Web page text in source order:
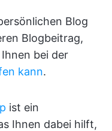
Blog
Blogbeitrag,
Ihnen bei der
kann.
ist ein
Ihnen dabei hilft,